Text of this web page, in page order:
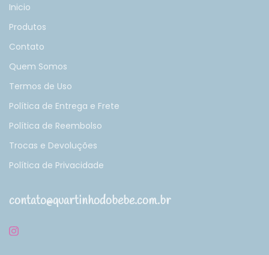
Inicio
Produtos
Contato
Quem Somos
Termos de Uso
Política de Entrega e Frete
Política de Reembolso
Trocas e Devoluções
Política de Privacidade
contato@quartinhodobebe.com.br